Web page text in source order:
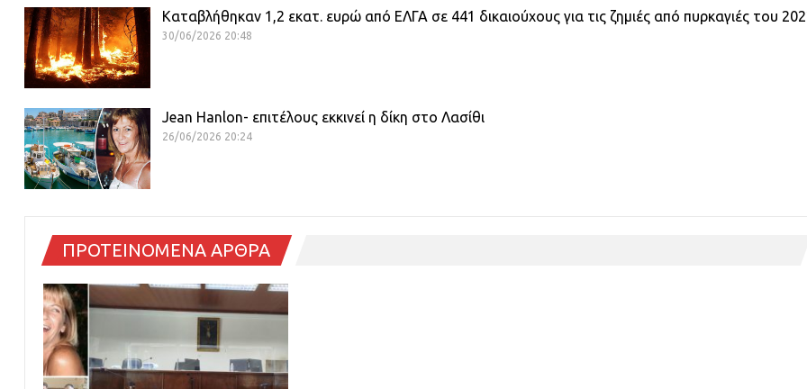
Καταβλήθηκαν 1,2 εκατ. ευρώ από ΕΛΓΑ σε 441 δικαιούχους για τις ζημιές από πυρκαγιές του
30/06/2026 20:48
Jean Hanlon- επιτέλους εκκινεί η δίκη στο Λασίθι
26/06/2026 20:24
ΠΡΟΤΕΙΝΟΜΕΝΑ ΑΡΘΡΑ